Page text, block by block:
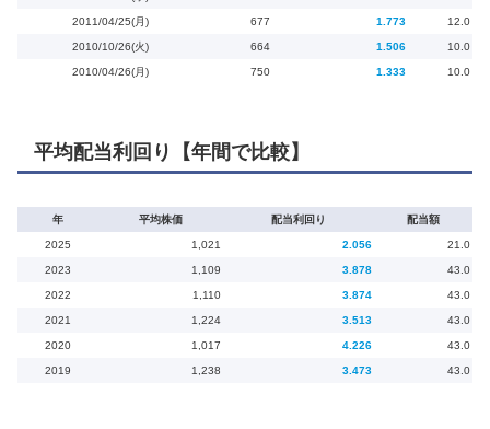
2011/04/25(月) 677 1.773 12.0
2010/10/26(火) 664 1.506 10.0
2010/04/26(月) 750 1.333 10.0
平均配当利回り【年間で比較】
年 平均株価 配当利回り 配当額
2025 1,021 2.056 21.0
2023 1,109 3.878 43.0
2022 1,110 3.874 43.0
2021 1,224 3.513 43.0
2020 1,017 4.226 43.0
2019 1,238 3.473 43.0